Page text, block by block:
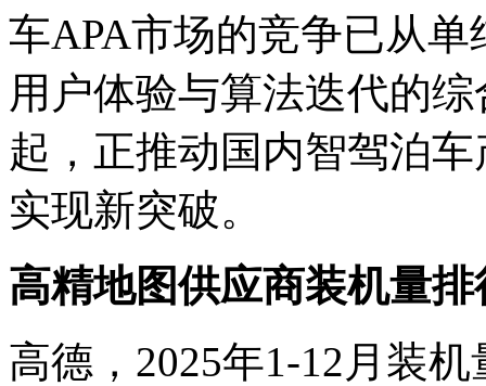
车APA市场的竞争已从
用户体验与算法迭代的
起，正推动国内智驾泊
实现新突破。
高精地图供应商装机量排
高德，2025年1-12月装